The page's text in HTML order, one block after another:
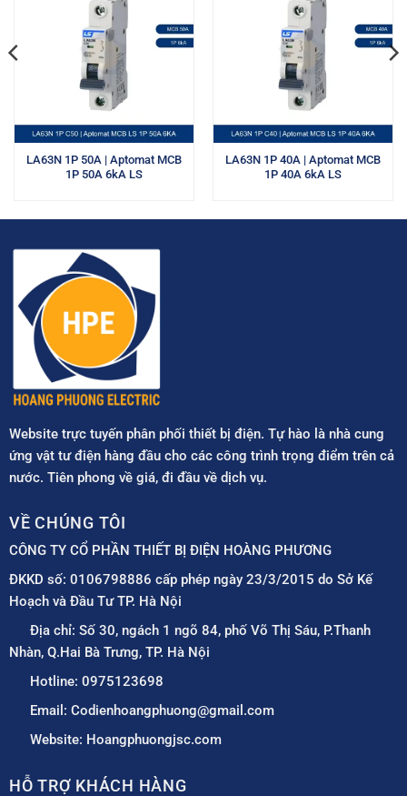
LA63N 1P 50A | Aptomat MCB
1P 50A 6kA LS
LA63N 1P 40A | Aptomat MCB
1P 40A 6kA LS
Website trực tuyến phân phối thiết bị điện. Tự hào là nhà cung
ứng vật tư điện hàng đầu cho các công trình trọng điểm trên cả
nước. Tiên phong về giá, đi đầu về dịch vụ.
VỀ CHÚNG TÔI
CÔNG TY CỔ PHẦN THIẾT BỊ ĐIỆN HOÀNG PHƯƠNG
ĐKKD số: 0106798886 cấp phép ngày 23/3/2015 do Sở Kế
Hoạch và Đầu Tư TP. Hà Nội
Địa chỉ: Số 30, ngách 1 ngõ 84, phố Võ Thị Sáu, P.Thanh
Nhàn, Q.Hai Bà Trưng, TP. Hà Nội
Hotline: 0975123698
Email: Codienhoangphuong@gmail.com
Website: Hoangphuongjsc.com
HỖ TRỢ KHÁCH HÀNG